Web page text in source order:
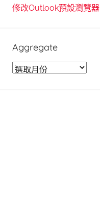
修改Outlook預設瀏覽器
Aggregate
A